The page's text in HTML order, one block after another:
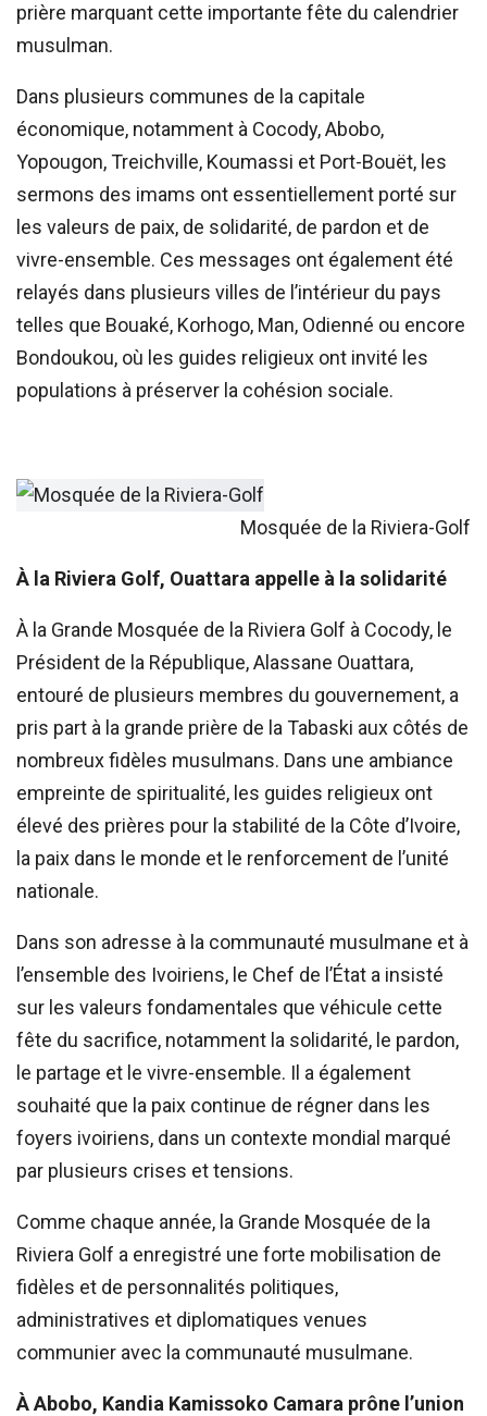
prière marquant cette importante fête du calendrier
musulman.
Dans plusieurs communes de la capitale
économique, notamment à Cocody, Abobo,
Yopougon, Treichville, Koumassi et Port-Bouët, les
sermons des imams ont essentiellement porté sur
les valeurs de paix, de solidarité, de pardon et de
vivre-ensemble. Ces messages ont également été
relayés dans plusieurs villes de l’intérieur du pays
telles que Bouaké, Korhogo, Man, Odienné ou encore
Bondoukou, où les guides religieux ont invité les
populations à préserver la cohésion sociale.
Mosquée de la Riviera-Golf
À la Riviera Golf, Ouattara appelle à la solidarité
À la Grande Mosquée de la Riviera Golf à Cocody, le
Président de la République, Alassane Ouattara,
entouré de plusieurs membres du gouvernement, a
pris part à la grande prière de la Tabaski aux côtés de
nombreux fidèles musulmans. Dans une ambiance
empreinte de spiritualité, les guides religieux ont
élevé des prières pour la stabilité de la Côte d’Ivoire,
la paix dans le monde et le renforcement de l’unité
nationale.
Dans son adresse à la communauté musulmane et à
l’ensemble des Ivoiriens, le Chef de l’État a insisté
sur les valeurs fondamentales que véhicule cette
fête du sacrifice, notamment la solidarité, le pardon,
le partage et le vivre-ensemble. Il a également
souhaité que la paix continue de régner dans les
foyers ivoiriens, dans un contexte mondial marqué
par plusieurs crises et tensions.
Comme chaque année, la Grande Mosquée de la
Riviera Golf a enregistré une forte mobilisation de
fidèles et de personnalités politiques,
administratives et diplomatiques venues
communier avec la communauté musulmane.
À Abobo, Kandia Kamissoko Camara prône l’union